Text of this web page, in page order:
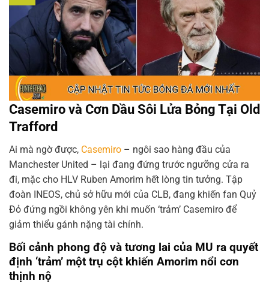
Casemiro và Cơn Dầu Sôi Lửa Bỏng Tại Old
Trafford
Ai mà ngờ được, Casemiro – ngôi sao hàng đầu của
Manchester United – lại đang đứng trước ngưỡng cửa ra
đi, mặc cho HLV Ruben Amorim hết lòng tin tưởng. Tập
đoàn INEOS, chủ sở hữu mới của CLB, đang khiến fan Quỷ
Đỏ đứng ngồi không yên khi muốn ‘trảm’ Casemiro để
giảm thiểu gánh nặng tài chính.
Bối cảnh phong độ và tương lai của MU ra quyết
định ‘trảm’ một trụ cột khiến Amorim nổi cơn
thịnh nộ